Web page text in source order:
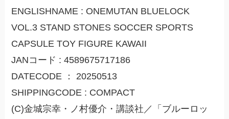
ENGLISHNAME : ONEMUTAN BLUELOCK
VOL.3 STAND STONES SOCCER SPORTS
CAPSULE TOY FIGURE KAWAII
JANコード : 4589675717186
DATECODE ： 20250513
SHIPPINGCODE : COMPACT
(C)金城宗幸・ノ村優介・講談社／「ブルーロッ